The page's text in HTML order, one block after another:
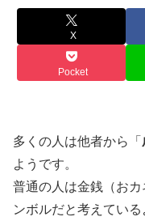
X
Pocket
多くの人は他者から「
ようです。
普通の人は金銭（お
ンボルだと考えている